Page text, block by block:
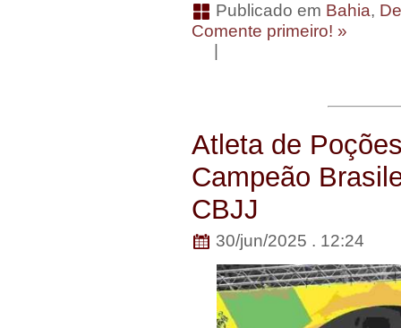
Publicado em Bahia,
Comente primeiro! »
Atleta de
Campeão
CBJJ
30/jun/2025 . 12:24